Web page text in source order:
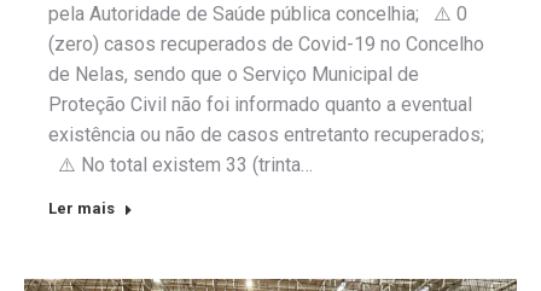
pela Autoridade de Saúde pública concelhia; ⚠️ 0
(zero) casos recuperados de Covid-19 no Concelho
de Nelas, sendo que o Serviço Municipal de
Proteção Civil não foi informado quanto a eventual
existência ou não de casos entretanto recuperados;
⚠️ No total existem 33 (trinta…
Ler mais